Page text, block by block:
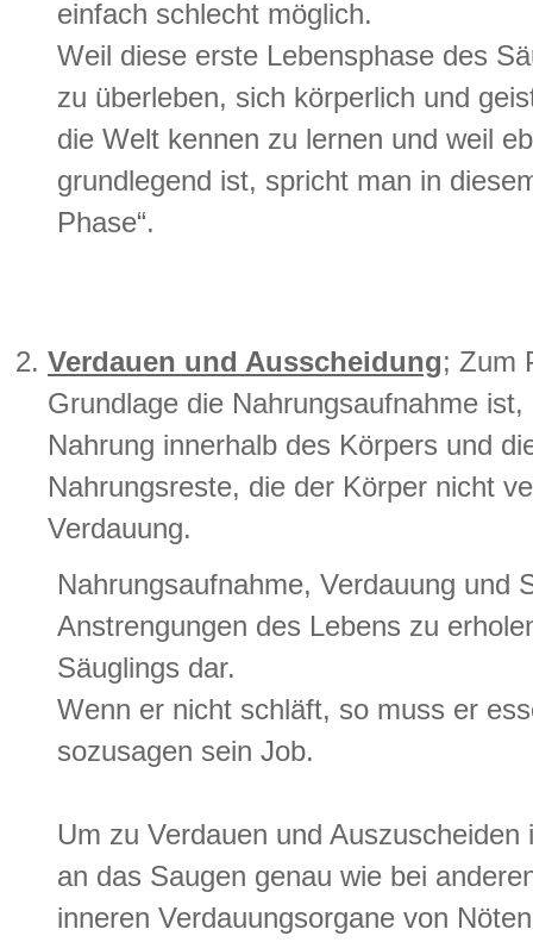
einfach schlecht möglich.
Weil diese erste Lebensphase des
zu überleben, sich körperlich und
die Welt kennen zu lernen und weil
grundlegend ist, spricht man in
Phase“.
Verdauen und Ausscheidung; Zum
Grundlage die Nahrungsaufnahme
Nahrung innerhalb des Körpers und
Nahrungsreste, die der Körper nicht
Verdauung.
Nahrungsaufnahme, Verdauung und
Anstrengungen des Lebens zu
Säuglings dar.
Wenn er nicht schläft, so muss er
sozusagen sein Job.
Um zu Verdauen und
an das Saugen genau wie bei
inneren Verdauungsorgane von